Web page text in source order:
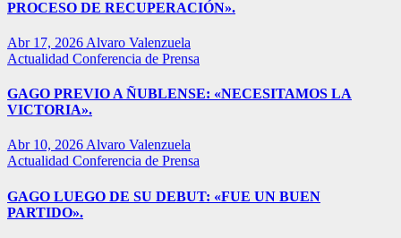
PROCESO DE RECUPERACIÓN».
Abr 17, 2026 Alvaro Valenzuela
Actualidad Conferencia de Prensa
GAGO PREVIO A ÑUBLENSE: «NECESITAMOS LA
VICTORIA».
Abr 10, 2026 Alvaro Valenzuela
Actualidad Conferencia de Prensa
GAGO LUEGO DE SU DEBUT: «FUE UN BUEN
PARTIDO».